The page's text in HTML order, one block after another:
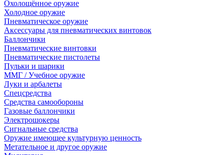
Охолощённое оружие
Холодное оружие
Пневматическое оружие
Аксессуары для пневматических винтовок
Баллончики
Пневматические винтовки
Пневматические пистолеты
Пульки и шарики
ММГ / Учебное оружие
Луки и арбалеты
Спецсредства
Средства самообороны
Газовые баллончики
Электрошокеры
Сигнальные средства
Оружие имеющее культурную ценность
Метательное и другое оружие